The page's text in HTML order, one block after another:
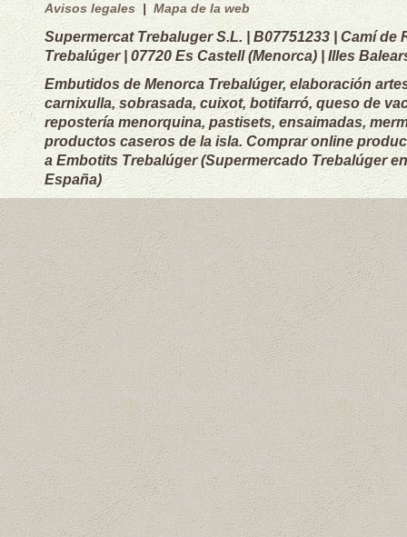
Avisos legales | Mapa de la web
Supermercat Trebaluger S.L. | B07751233 | Camí de
Trebalúger | 07720 Es Castell (Menorca) | Illes
Embutidos de Menorca Trebalúger, elaboración
carnixulla, sobrasada, cuixot, botifarró, queso de
repostería menorquina, pastisets, ensaimadas,
productos caseros de la isla. Comprar online
a Embotits Trebalúger (Supermercado Trebalúger
España)